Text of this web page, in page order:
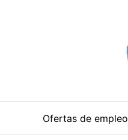
Ofertas de empleo